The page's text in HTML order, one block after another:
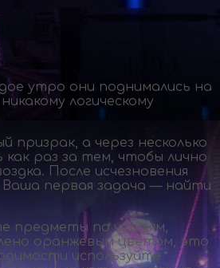
утро они поднимались на
логическому
призрак, а через несколько
как раз за тем, чтобы лично
После исчезновения
Ваша первая задача — найти
предметы по частям,
оранжевым цветом, это
используйте